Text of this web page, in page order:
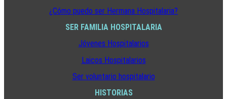
¿Cómo puedo ser Hermana Hospitalaria?
SER FAMILIA HOSPITALARIA
Jóvenes Hospitalarios
Laicos Hospitalarios
Ser voluntario hospitalario
HISTORIAS